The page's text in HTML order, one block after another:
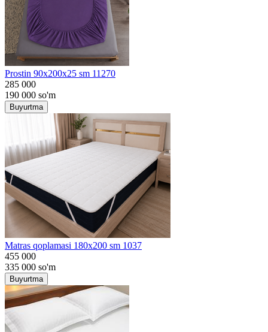
Prostin 90x200x25 sm 11270
285 000
190 000 so'm
Buyurtma
Matras qoplamasi 180x200 sm 1037
455 000
335 000 so'm
Buyurtma